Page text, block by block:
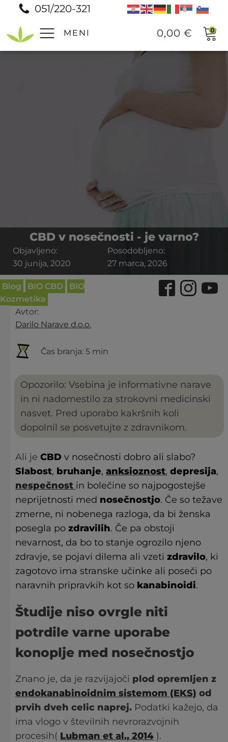
051/220-321
MENI 0,00 € 0
CBD v nosečnosti - je varno?
Objavljeno:
30 junija, 2020
Posodobljeno:
27 marca, 2026
Blog BIO CBD
BIO
Kozmetika
Avtor:
Darilo Narave d.o.o.
Čas branja: 5 min
Opozorilo: Vsebina je informativne narave
in ni nadomestilo za strokovni medicinski
nasvet. Pred uporabo kakršnih koli
dopolnil se posvetujte z zdravnikom.
Ali je CBD v nosečnosti dobro ali slabo?
Slabost, bruhanje, anksioznost, depresija,
nespečnost in bolečine so najpogostejše
neprijetnosti med nosečnostjo. Če so težave
zmerne, ni nobenega razloga, da bi ženska
posegla po zdravilih. Če pa obstoji
nevarnost, da bo to stanje ogrozilo njeno
zdravje, se pojavi dilema ali vzeti zdravilo, ki
zagotovo ima stranske učinke ali poseči po
naravnih pripravkih kot so kanabinoidi.
Študije niso ovrgle niti
potrdile varne uporabe
konoplje med nosečnostjo
Znano je, da je razvijajoči plod opremljen z
endokanabinoidnim sistemom (EKS) od
prvih dveh celic naprej. Podatki kažejo, da
ima vlogo v številnih nevrorazvojnih
procesih( Lubman et al., 2014 ).